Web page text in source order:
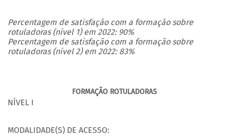
Percentagem de satisfação com a formação sobre
rotuladoras (nível 1) em 2022: 90%
Percentagem de satisfação com a formação sobre
rotuladoras (nível 2) em 2022: 83%
FORMAÇÃO ROTULADORAS
NÍVEL I
MODALIDADE(S) DE ACESSO: